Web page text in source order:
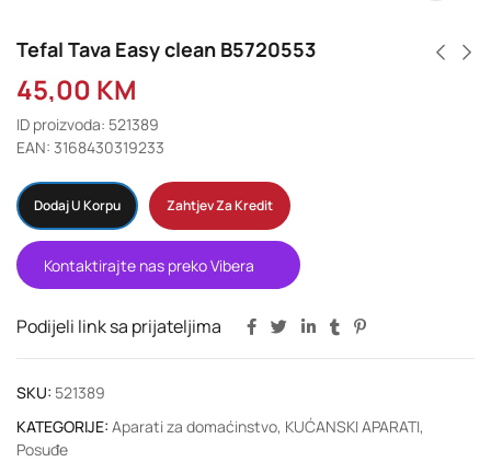
Tefal Tava Easy clean B5720553
45,00 KM
ID proizvoda: 521389
EAN: 3168430319233
Dodaj U Korpu Zahtjev Za Kredit
Kontaktirajte nas preko Vibera
Podijeli link sa prijateljima
SKU: 521389
KATEGORIJE: Aparati za domaćinstvo, KUĆANSKI APARATI,
Posuđe